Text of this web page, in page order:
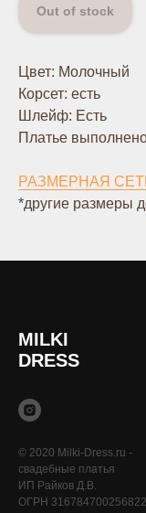
Out of stock
Цвет: Молочный
Корсет: есть
Шлейф: Есть
Платье
РАЗМЕРНАЯ
*другие размеры
MILKI
DRESS
© 2020 Milki-Dress.ru -
свадебные платья
ИП Райков Д.В.
ОГРН 316784700256822